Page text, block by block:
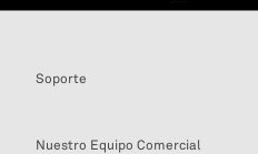
Soporte
Nuestro Equipo Comercial